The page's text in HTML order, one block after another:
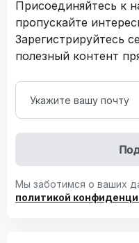
Присоединяйтесь к
пропускайте
Зарегистрируйтесь
полезный контент
Мы заботимся о ваших
политикой